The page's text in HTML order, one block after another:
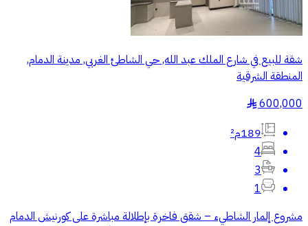
شقة للبيع في شارع الملك عبد الله, حي الشاطئ الغربي, مدينة الدمام,
المنطقة الشرقية
600,000
§
189م²
4
3
1
مشروع إلمار الشاطيء – شقق فاخرة بإطلالة مباشرة على كورنيش الدمام